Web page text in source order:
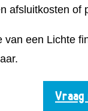
afsluitkosten of
van een Lichte